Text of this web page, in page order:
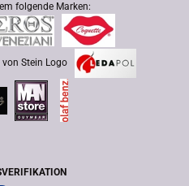
folgende Marken: